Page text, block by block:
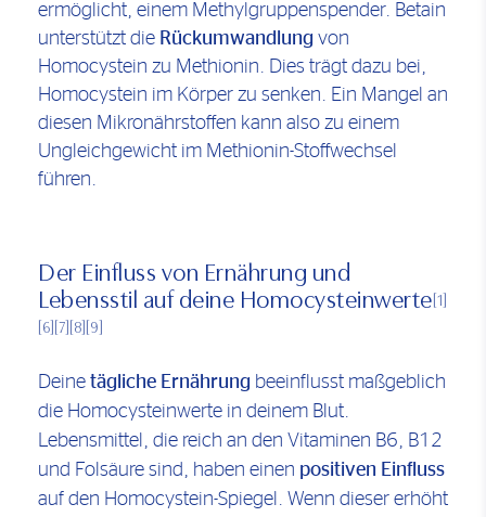
ermöglicht, einem Methylgruppenspender. Betain
unterstützt die Rückumwandlung von
Homocystein zu Methionin. Dies trägt dazu bei,
Homocystein im Körper zu senken. Ein Mangel an
diesen Mikronährstoffen kann also zu einem
Ungleichgewicht im Methionin-Stoffwechsel
führen.
Der Einfluss von Ernährung und
Lebensstil auf deine Homocysteinwerte [1]
[6] [7] [8] [9]
Deine tägliche Ernährung beeinflusst maßgeblich
die Homocysteinwerte in deinem Blut.
Lebensmittel, die reich an den Vitaminen B6, B12
und Folsäure sind, haben einen positiven Einfluss
auf den Homocystein-Spiegel. Wenn dieser erhöht